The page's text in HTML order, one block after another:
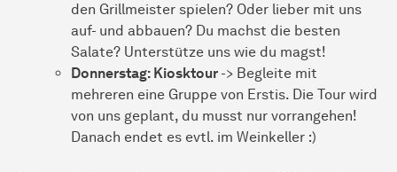
den Grillmeister spielen? Oder lieber mit uns
auf- und abbauen? Du machst die besten
Salate? Unterstütze uns wie du magst!
Donnerstag: Kiosktour -> Begleite mit
mehreren eine Gruppe von Erstis. Die Tour wird
von uns geplant, du musst nur vorrangehen!
Danach endet es evtl. im Weinkeller :)